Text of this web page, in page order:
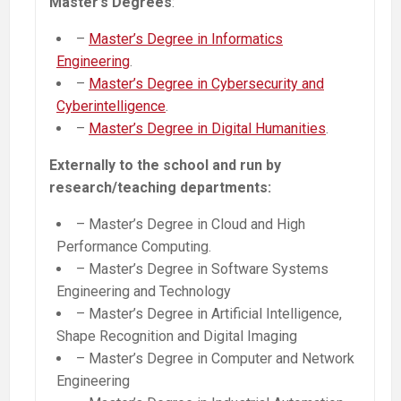
– Master’s Degree in Informatics
Engineering.
– Master’s Degree in Cybersecurity and
Cyberintelligence.
– Master’s Degree in Digital Humanities.
Externally to the school and run by
research/teaching departments:
– Master’s Degree in Cloud and High
Performance Computing.
– Master’s Degree in Software Systems
Engineering and Technology
– Master’s Degree in Artificial Intelligence,
Shape Recognition and Digital Imaging
– Master’s Degree in Computer and Network
Engineering